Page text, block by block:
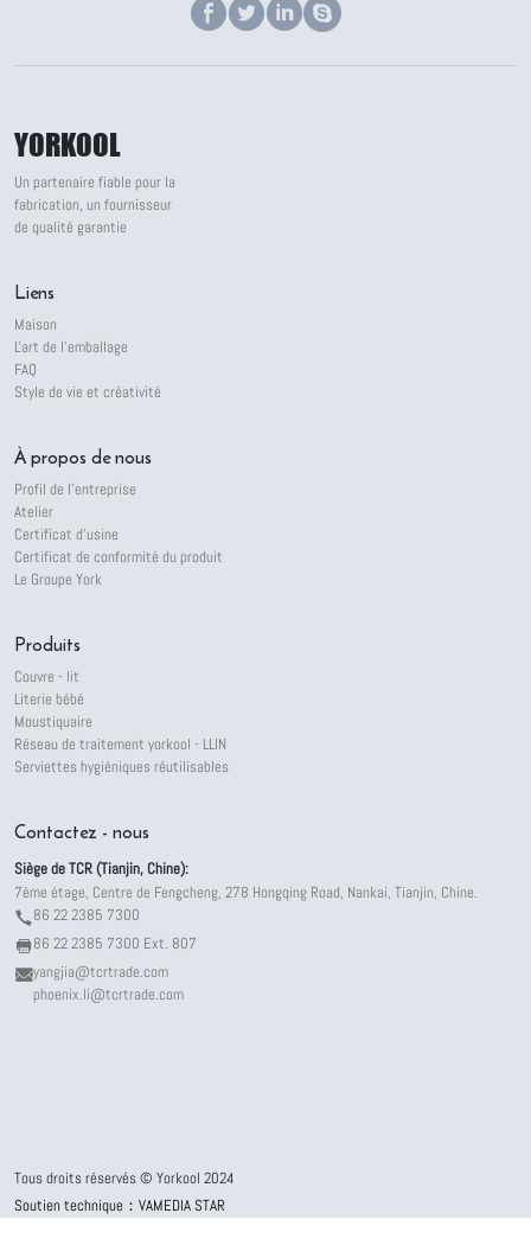
YORKOOL
Un partenaire fiable pour la
fabrication, un fournisseur
de qualité garantie
Liens
Maison
L'art de l'emballage
FAQ
Style de vie et créativité
À propos de nous
Profil de l'entreprise
Atelier
Certificat d'usine
Certificat de conformité du produit
Le Groupe York
Produits
Couvre - lit
Literie bébé
Moustiquaire
Réseau de traitement yorkool - LLIN
Serviettes hygiéniques réutilisables
Contactez - nous
Siège de TCR (Tianjin, Chine):
7ème étage, Centre de Fengcheng, 278 Hongqing Road, Nankai, Tianjin, Chine.
86 22 2385 7300
86 22 2385 7300 Ext. 807
yangjia@tcrtrade.com
phoenix.li@tcrtrade.com
Tous droits réservés © Yorkool 2024
Soutien technique：VAMEDIA STAR